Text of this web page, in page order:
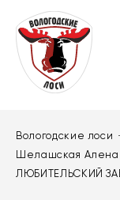
Вологодские лоси
Шелашская Алена
ЛЮБИТЕЛЬСКИЙ